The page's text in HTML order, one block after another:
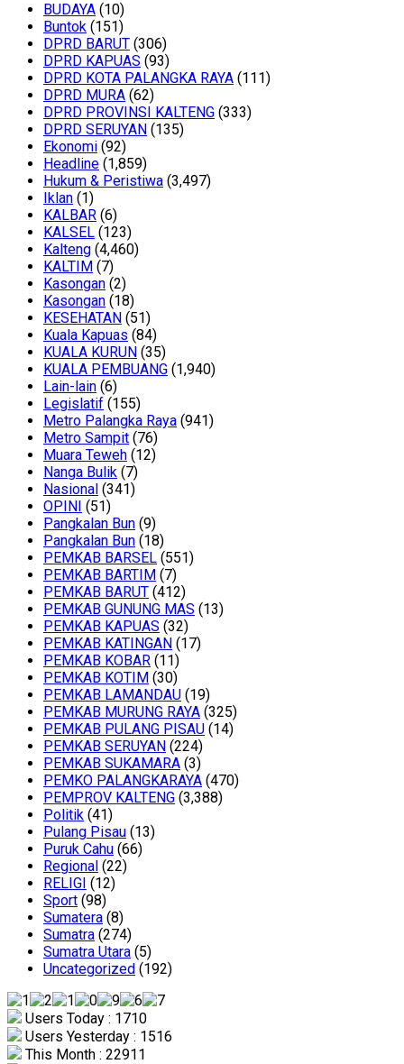
BUDAYA (10)
Buntok (151)
DPRD BARUT (306)
DPRD KAPUAS (93)
DPRD KOTA PALANGKA RAYA (111)
DPRD MURA (62)
DPRD PROVINSI KALTENG (333)
DPRD SERUYAN (135)
Ekonomi (92)
Headline (1,859)
Hukum & Peristiwa (3,497)
Iklan (1)
KALBAR (6)
KALSEL (123)
Kalteng (4,460)
KALTIM (7)
Kasongan (2)
Kasongan (18)
KESEHATAN (51)
Kuala Kapuas (84)
KUALA KURUN (35)
KUALA PEMBUANG (1,940)
Lain-lain (6)
Legislatif (155)
Metro Palangka Raya (941)
Metro Sampit (76)
Muara Teweh (12)
Nanga Bulik (7)
Nasional (341)
OPINI (51)
Pangkalan Bun (9)
Pangkalan Bun (18)
PEMKAB BARSEL (551)
PEMKAB BARTIM (7)
PEMKAB BARUT (412)
PEMKAB GUNUNG MAS (13)
PEMKAB KAPUAS (32)
PEMKAB KATINGAN (17)
PEMKAB KOBAR (11)
PEMKAB KOTIM (30)
PEMKAB LAMANDAU (19)
PEMKAB MURUNG RAYA (325)
PEMKAB PULANG PISAU (14)
PEMKAB SERUYAN (224)
PEMKAB SUKAMARA (3)
PEMKO PALANGKARAYA (470)
PEMPROV KALTENG (3,388)
Politik (41)
Pulang Pisau (13)
Puruk Cahu (66)
Regional (22)
RELIGI (12)
Sport (98)
Sumatera (8)
Sumatra (274)
Sumatra Utara (5)
Uncategorized (192)
Users Today : 1710
Users Yesterday : 1516
This Month : 22911